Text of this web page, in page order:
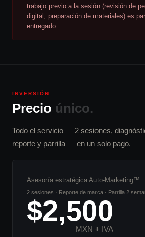
trabajo previo a la sesión (revisión de
digital, preparación de materiales) es
entregado.
INVERSIÓN
Precio único.
Todo el servicio — 2 sesiones,
reporte y parrilla — en un solo pago.
Asesoría estratégica Auto-Marketing™
2 sesiones · Reporte de marca · Parrilla 2
$2,500
MXN + IVA